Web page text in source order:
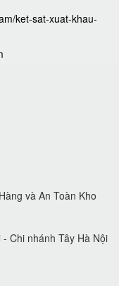
ket-sat-xuat-khau-
và An Toàn Kho
Chi nhánh Tây Hà Nội